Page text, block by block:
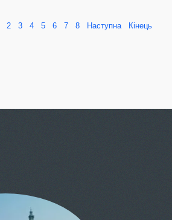
2 3 4 5 6 7 8 Наступна Кінець